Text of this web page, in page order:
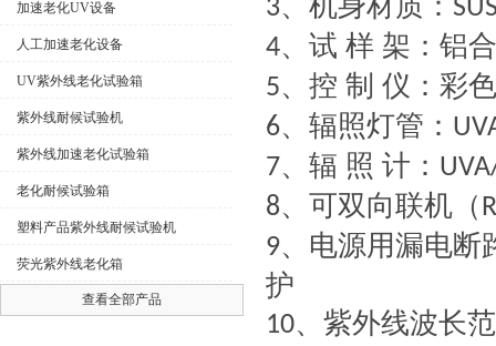
加速老化UV设备
人工加速老化设备
UV紫外线老化试验箱
紫外线耐候试验机
紫外线加速老化试验箱
老化耐候试验箱
塑料产品紫外线耐候试验机
荧光紫外线老化箱
查看全部产品
3
4、试 样 架：铝
5、控 制 仪：彩
6、辐照灯管：
7、辐 照 计：
8、可双向联机（
9、电源用漏电断
护
10、紫外线波长